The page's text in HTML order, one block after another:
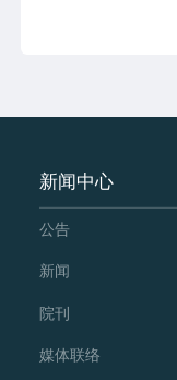
新闻中心
公告
新闻
院刊
媒体联络